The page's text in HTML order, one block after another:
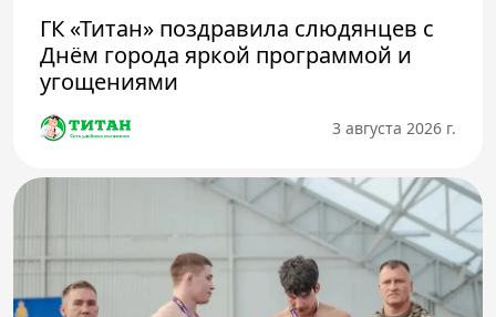
ГК «Титан» поздравила слюдянцев с
Днём города яркой программой и
угощениями
3 августа 2026 г.